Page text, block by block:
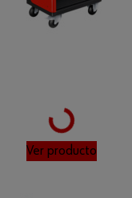
Loading...
Ver producto